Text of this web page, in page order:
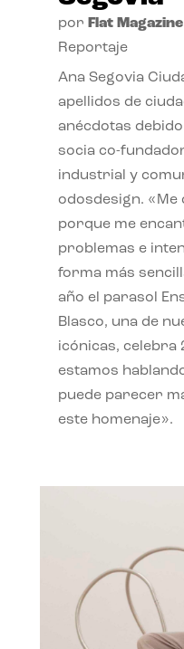
por Flat Magazine
Reportaje
Ana Segovia
apellidos de
anécdotas
socia co-
industrial y
odosdesign. «Me
porque me
problemas e
forma más
año el parasol
Blasco, una de
icónicas, celebra
estamos
puede parecer
este homenaje».